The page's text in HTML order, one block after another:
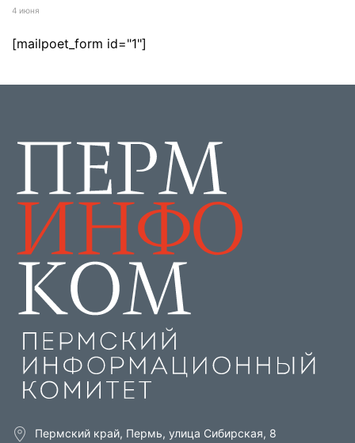
4 июня
[mailpoet_form id="1"]
Пермский край, Пермь, улица Сибирская, 8